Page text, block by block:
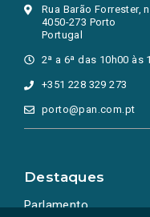
Rua Barão Forrester,
4050-273 Porto
Portugal
2ª a 6ª das 10h00 às
+351 228 329 273
porto@pan.com.pt
Destaques
Parlamento